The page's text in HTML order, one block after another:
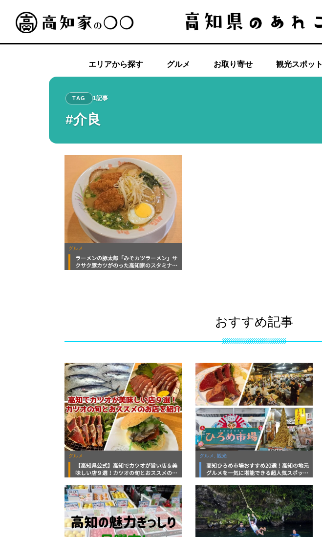
エリアから探す グルメ お取り寄せ 観光スポット
TAG 1記事
#介良
グルメ
ラーメンの豚太郎「みそカツラーメン」サ
クサク豚カツがのった高知家のスタミナ
おすすめ記事
グルメ
【高知県公式】高知でカツオが旨い店＆美
味しい店９選！カツオの旬とおススメのお
グルメ, 観光
高知ひろめ市場おすすめ20選！高知の地元
グルメを一気に堪能できる超人気スポット